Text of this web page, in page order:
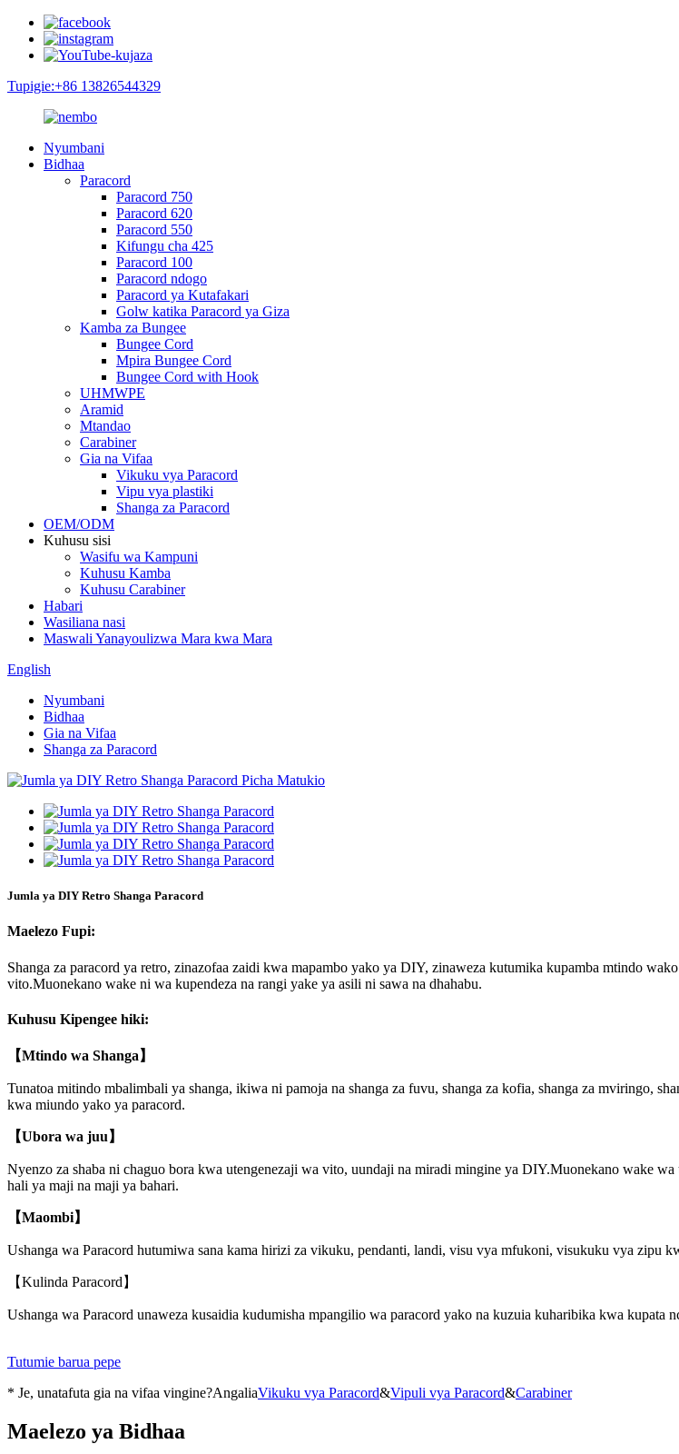
Tupigie:+86 13826544329
Nyumbani
Bidhaa
Paracord
Paracord 750
Paracord 620
Paracord 550
Kifungu cha 425
Paracord 100
Paracord ndogo
Paracord ya Kutafakari
Golw katika Paracord ya Giza
Kamba za Bungee
Bungee Cord
Mpira Bungee Cord
Bungee Cord with Hook
UHMWPE
Aramid
Mtandao
Carabiner
Gia na Vifaa
Vikuku vya Paracord
Vipu vya plastiki
Shanga za Paracord
OEM/ODM
Kuhusu sisi
Wasifu wa Kampuni
Kuhusu Kamba
Kuhusu Carabiner
Habari
Wasiliana nasi
Maswali Yanayoulizwa Mara kwa Mara
English
Nyumbani
Bidhaa
Gia na Vifaa
Shanga za Paracord
Jumla ya DIY Retro Shanga Paracord
Maelezo Fupi:
Shanga za paracord ya retro, zinazofaa zaidi kwa mapambo yako ya DIY, zinaweza kutumika kupamba mtindo
vito.Muonekano wake ni wa kupendeza na rangi yake ya asili ni sawa na dhahabu.
Kuhusu Kipengee hiki:
【Mtindo wa Shanga】
Tunatoa mitindo mbalimbali ya shanga, ikiwa ni pamoja na shanga za fuvu, shanga za kofia, shanga za mviringo,
kwa miundo yako ya paracord.
【Ubora wa juu】
Nyenzo za shaba ni chaguo bora kwa utengenezaji wa vito, uundaji na miradi mingine ya DIY.Muonekano wake
hali ya maji na maji ya bahari.
【Maombi】
Ushanga wa Paracord hutumiwa sana kama hirizi za vikuku, pendanti, landi, visu vya mfukoni, visukuku vya zipu
【Kulinda Paracord】
Ushanga wa Paracord unaweza kusaidia kudumisha mpangilio wa paracord yako na kuzuia kuharibika kwa kupata
Tutumie barua pepe
* Je, unatafuta gia na vifaa vingine?AngaliaVikuku vya Paracord&Vipuli vya Paracord&Carabiner
Maelezo ya Bidhaa